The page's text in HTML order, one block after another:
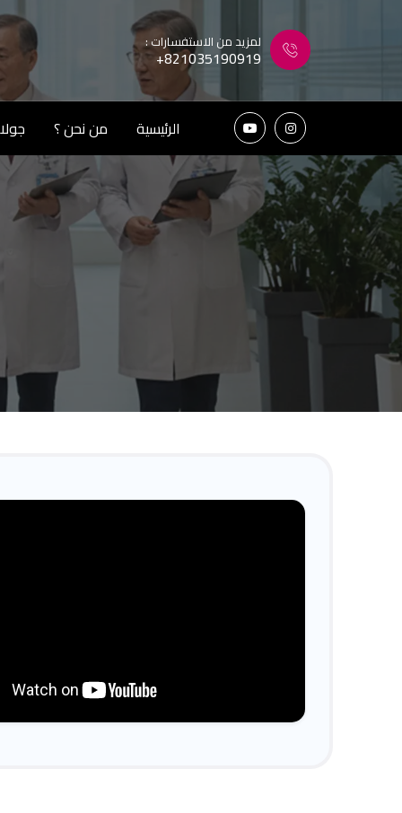
لمزيد من الاستفسارات :
+821035190919
الرئيسية من نحن ؟